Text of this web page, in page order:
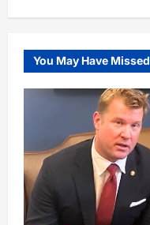
You May Have Missed